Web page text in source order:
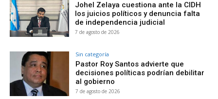
Johel Zelaya cuestiona ante la CIDH
los juicios políticos y denuncia falta
de independencia judicial
7 de agosto de 2026
Sin categoría
Pastor Roy Santos advierte que
decisiones políticas podrían debilitar
al gobierno
7 de agosto de 2026